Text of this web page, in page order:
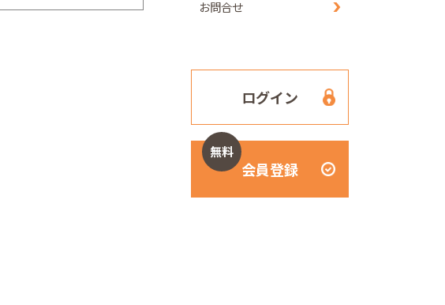
お問合せ
ログイン
無料
会員登録